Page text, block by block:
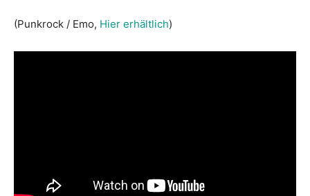
(Punkrock / Emo, Hier erhältlich)